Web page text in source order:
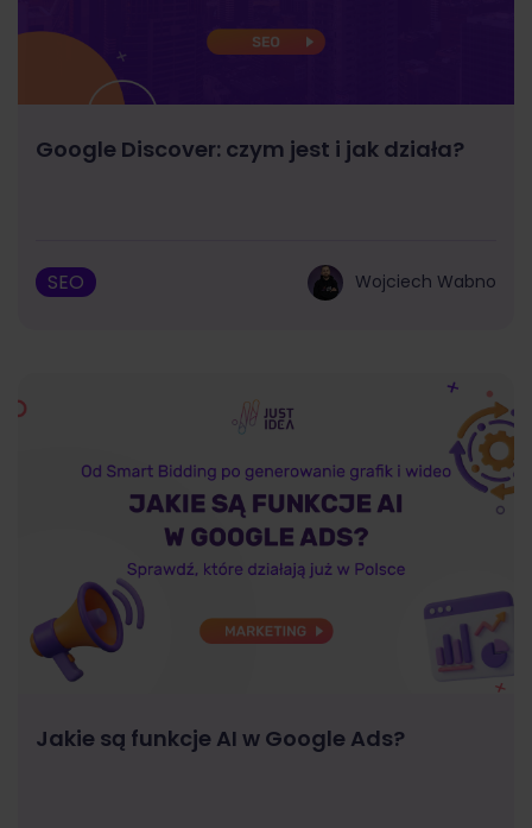
Google Discover: czym jest i jak działa?
SEO Wojciech Wabno
Jakie są funkcje AI w Google Ads?